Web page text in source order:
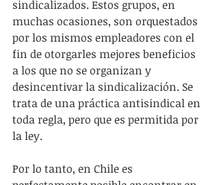
sindicalizados. Estos grupos, en
muchas ocasiones, son orquestados
por los mismos empleadores con el
fin de otorgarles mejores beneficios
a los que no se organizan y
desincentivar la sindicalización. Se
trata de una práctica antisindical en
toda regla, pero que es permitida por
la ley.
Por lo tanto, en Chile es